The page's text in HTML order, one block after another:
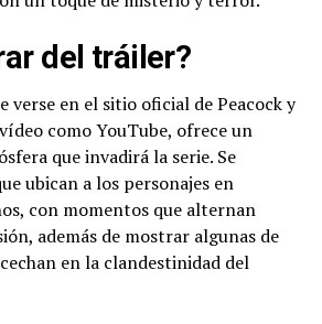
del tráiler?
verse en el sitio oficial de Peacock y
como YouTube, ofrece un
que invadirá la serie. Se
ubican a los personajes en
con momentos que alternan
además de mostrar algunas de
en la clandestinidad del